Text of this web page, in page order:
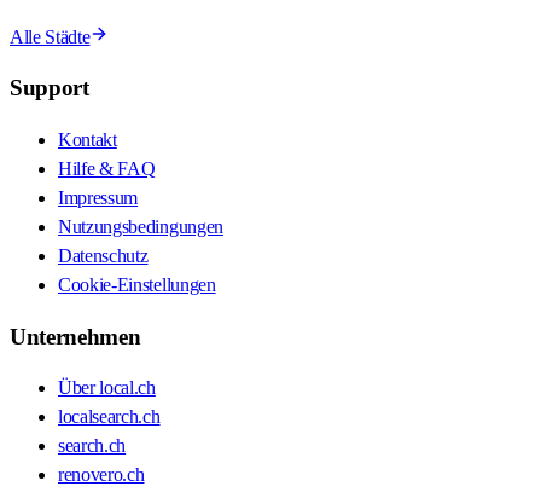
Alle Städte
Support
Kontakt
Hilfe & FAQ
Impressum
Nutzungsbedingungen
Datenschutz
Cookie-Einstellungen
Unternehmen
Über local.ch
localsearch.ch
search.ch
renovero.ch